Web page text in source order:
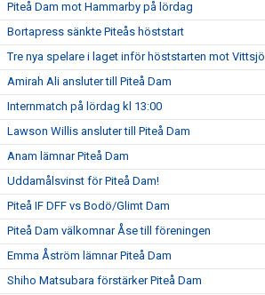
Piteå Dam mot Hammarby på lördag
Bortapress sänkte Piteås höststart
Tre nya spelare i laget inför höststarten mot Vittsjö
Amirah Ali ansluter till Piteå Dam
Internmatch på lördag kl 13:00
Lawson Willis ansluter till Piteå Dam
Anam lämnar Piteå Dam
Uddamålsvinst för Piteå Dam!
Piteå IF DFF vs Bodö/Glimt Dam
Piteå Dam välkomnar Åse till föreningen
Emma Åström lämnar Piteå Dam
Shiho Matsubara förstärker Piteå Dam